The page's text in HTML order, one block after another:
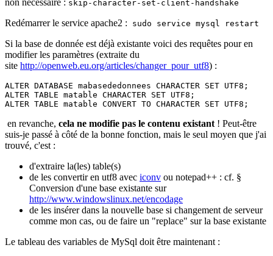
skip-character-set-client-handshake
Redémarrer le service apache2 : sudo service mysql restart
Si la base de donnée est déjà existante voici des requêtes pour en
modifier les paramètres (extraite du
site http://openweb.eu.org/articles/changer_pour_utf8) :
ALTER DATABASE mabasededonnees CHARACTER SET UTF8;
ALTER TABLE matable CHARACTER SET UTF8;
ALTER TABLE matable CONVERT TO CHARACTER SET UTF8;
en revanche, cela ne modifie pas le contenu existant ! Peut-être
suis-je passé à côté de la bonne fonction, mais le seul moyen que j'ai
trouvé, c'est :
d'extraire la(les) table(s)
de les convertir en utf8 avec iconv ou notepad++ : cf. §
Conversion d'une base existante sur
http://www.windowslinux.net/encodage
de les insérer dans la nouvelle base si changement de serveur
comme mon cas, ou de faire un "replace" sur la base existante
Le tableau des variables de MySql doit être maintenant :